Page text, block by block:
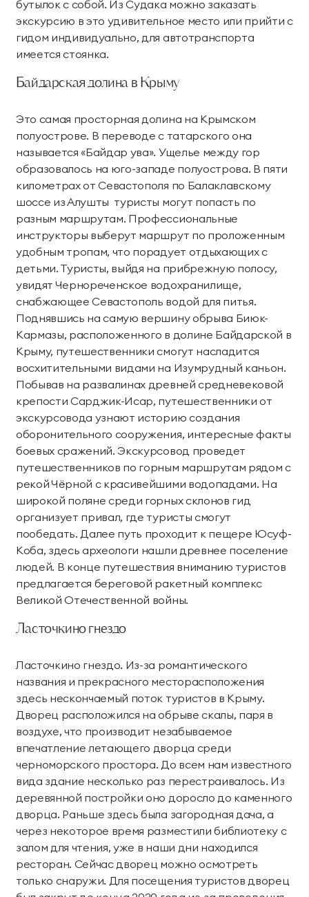
бутылок с собой. Из Судака можно заказать
экскурсию в это удивительное место или прийти с
гидом индивидуально, для автотранспорта
имеется стоянка.
Байдарская долина в Крыму
Это самая просторная долина на Крымском
полуострове. В переводе с татарского она
называется «Байдар ува». Ущелье между гор
образовалось на юго-западе полуострова. В пяти
километрах от Севастополя по Балаклавскому
шоссе из Алушты туристы могут попасть по
разным маршрутам. Профессиональные
инструкторы выберут маршрут по проложенным
удобным тропам, что порадует отдыхающих с
детьми. Туристы, выйдя на прибрежную полосу,
увидят Чернореченское водохранилище,
снабжающее Севастополь водой для питья.
Поднявшись на самую вершину обрыва Биюк-
Кармазы, расположенного в долине Байдарской в
Крыму, путешественники смогут насладится
восхитительными видами на Изумрудный каньон.
Побывав на развалинах древней средневековой
крепости Сарджик-Исар, путешественники от
экскурсовода узнают историю создания
оборонительного сооружения, интересные факты
боевых сражений. Экскурсовод проведет
путешественников по горным маршрутам рядом с
рекой Чёрной с красивейшими водопадами. На
широкой поляне среди горных склонов гид
организует привал, где туристы смогут
пообедать. Далее путь проходит к пещере Юсуф-
Коба, здесь археологи нашли древнее поселение
людей. В конце путешествия вниманию туристов
предлагается береговой ракетный комплекс
Великой Отечественной войны.
Ласточкино гнездо
Ласточкино гнездо. Из-за романтического
названия и прекрасного месторасположения
здесь нескончаемый поток туристов в Крыму.
Дворец расположился на обрыве скалы, паря в
воздухе, что производит незабываемое
впечатление летающего дворца среди
черноморского простора. До всем нам известного
вида здание несколько раз перестраивалось. Из
деревянной постройки оно доросло до каменного
дворца. Раньше здесь была загородная дача, а
через некоторое время разместили библиотеку с
залом для чтения, уже в наши дни находился
ресторан. Сейчас дворец можно осмотреть
только снаружи. Для посещения туристов дворец